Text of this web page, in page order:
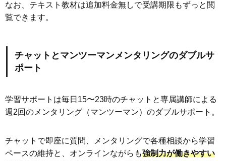
なお、テキスト教材は追加料金無しで受講期限もずっと閲
覧できます。
チャットとマンツーマンメンタリングのダブルサ
ポート
学習サポートは毎日15〜23時のチャットと専属講師による
週2回のメンタリング（マンツーマン）のダブルサポート。
チャットで即座に質問、メンタリングで各種相談から学習
ペースの維持と、オンラインながらも強制力が働きやすい